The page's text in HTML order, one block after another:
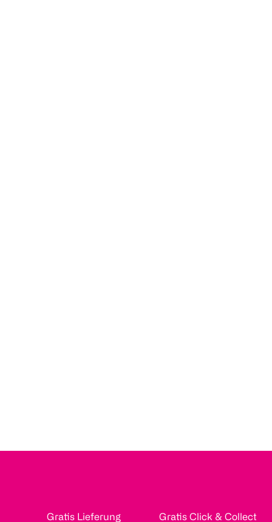
Gratis Lieferung Gratis Click & Collect